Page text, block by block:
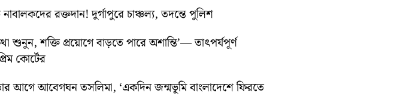
রক্তদান! দুর্গাপুরে চাঞ্চল্য, তদন্তে পুলিশ
শুনুন, শক্তি প্রয়োগে বাড়তে পারে অশান্তি’— তাৎপর্যপূর্ণ
কোর্টের
আগে আবেগঘন তসলিমা, ‘একদিন জন্মভূমি বাংলাদেশে ফিরতে